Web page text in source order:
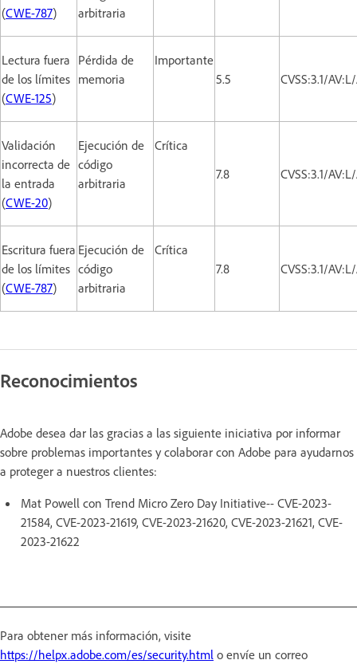
(CWE-787)
arbitraria
Lectura fuera
de los límites
(CWE-125)
Pérdida de
memoria
Importante
5.5
CVSS:3.1/
Validación
incorrecta de
la entrada
(CWE-20)
Ejecución de
código
arbitraria
Crítica
7.8
CVSS:3.1/
Escritura fuera
de los límites
(CWE-787)
Ejecución de
código
arbitraria
Crítica
7.8
CVSS:3.1/
Reconocimientos
Adobe desea dar las gracias a las siguiente iniciativa por informar
sobre problemas importantes y colaborar con Adobe para ayudarnos
a proteger a nuestros clientes:
Mat Powell con Trend Micro Zero Day Initiative-- CVE-2023-
21584, CVE-2023-21619, CVE-2023-21620, CVE-2023-21621, CVE-
2023-21622
Para obtener más información, visite
https://helpx.adobe.com/es/security.html o envíe un correo